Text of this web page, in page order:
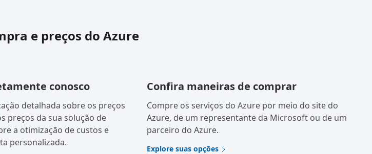
e preços do Azure
conosco
detalhada sobre os preços
preços da sua solução de
a otimização de custos e
personalizada.
Confira maneiras de comprar
Compre os serviços do Azure por meio do site do
Azure, de um representante da Microsoft ou de um
parceiro do Azure.
Explore suas opções